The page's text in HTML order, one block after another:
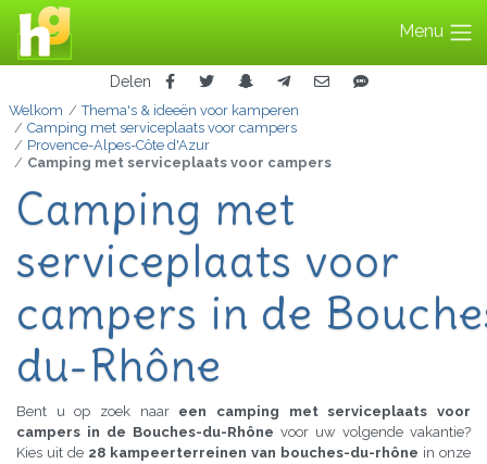
Menu
Delen
Welkom
Thema's & ideeën voor kamperen
Camping met serviceplaats voor campers
Provence-Alpes-Côte d'Azur
Camping met serviceplaats voor campers
Camping met
serviceplaats voor
campers in de
du-Rhône
Bent u op zoek naar een camping met serviceplaats voor
campers in de Bouches-du-Rhône voor uw volgende vakantie?
Kies uit de 28 kampeerterreinen van bouches-du-rhône in onze